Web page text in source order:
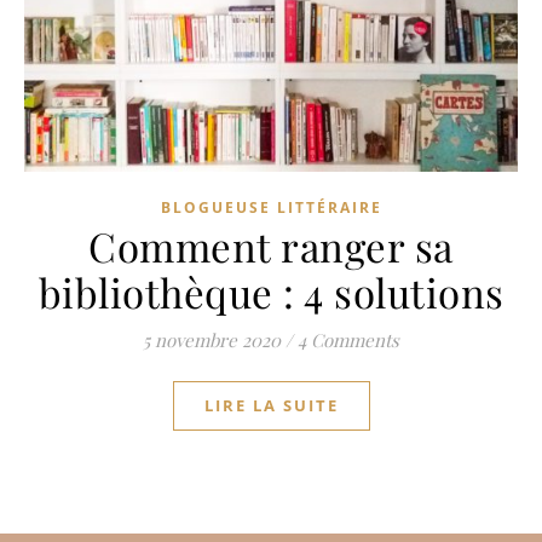
BLOGUEUSE LITTÉRAIRE
Comment ranger sa
bibliothèque : 4 solutions
5 novembre 2020 / 4 Comments
LIRE LA SUITE